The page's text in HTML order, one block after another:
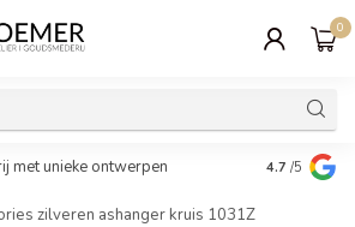
0
met unieke ontwerpen Wij
cadeau
4.7 /5
zilveren ashanger kruis 1031Z